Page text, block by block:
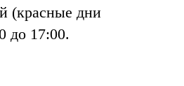
(красные дни
до 17:00.